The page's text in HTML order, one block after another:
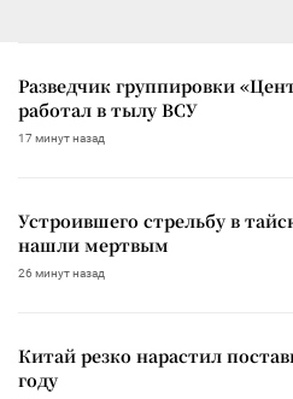
Разведчик группировки
работал в тылу ВСУ
17 минут назад
Устроившего стрельбу в
нашли мертвым
26 минут назад
Китай резко нарастил
году